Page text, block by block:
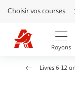
Aller
directement
au
contenu
Aller
directement
Aller
Choisir vos courses
Rayons
Livres 6-12